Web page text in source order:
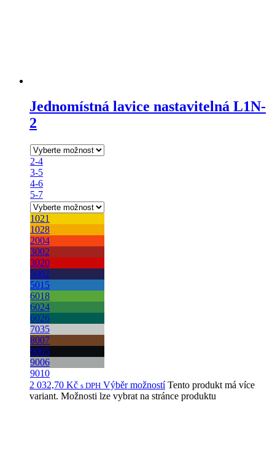
Jednomístná lavice nastavitelná L1N-
2
2-4
3-5
4-6
5-7
1021
1028
2004
3002
3020
5002
5015
6018
6024
6026
7035
8007
9005
9006
9010
2 032,70 Kč s DPH Výběr možností Tento produkt má více
variant. Možnosti lze vybrat na stránce produktu